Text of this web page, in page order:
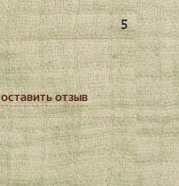
5
оставить отзыв